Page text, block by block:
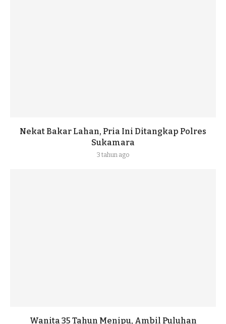
Nekat Bakar Lahan, Pria Ini Ditangkap Polres
Sukamara
3 tahun ago
Wanita 35 Tahun Menipu, Ambil Puluhan